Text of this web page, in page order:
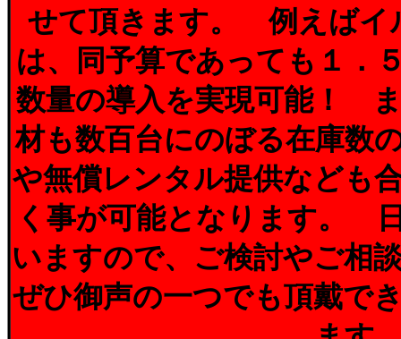
せて頂きます。 例えばイ
は、同予算であっても１．
数量の導入を実現可能！
材も数百台にのぼる在庫数
や無償レンタル提供なども
く事が可能となります。
いますので、ご検討やご相
ぜひ御声の一つでも頂戴で